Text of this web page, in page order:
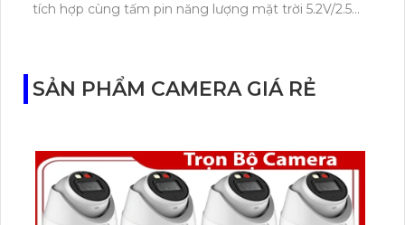
tích hợp cùng tấm pin năng lượng mặt trời 5.2V/2.5W.
SẢN PHẨM CAMERA GIÁ RẺ